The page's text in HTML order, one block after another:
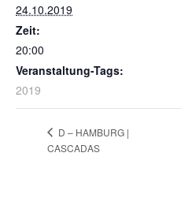
24.10.2019
Zeit:
20:00
Veranstaltung-Tags:
2019
D – HAMBURG |
CASCADAS